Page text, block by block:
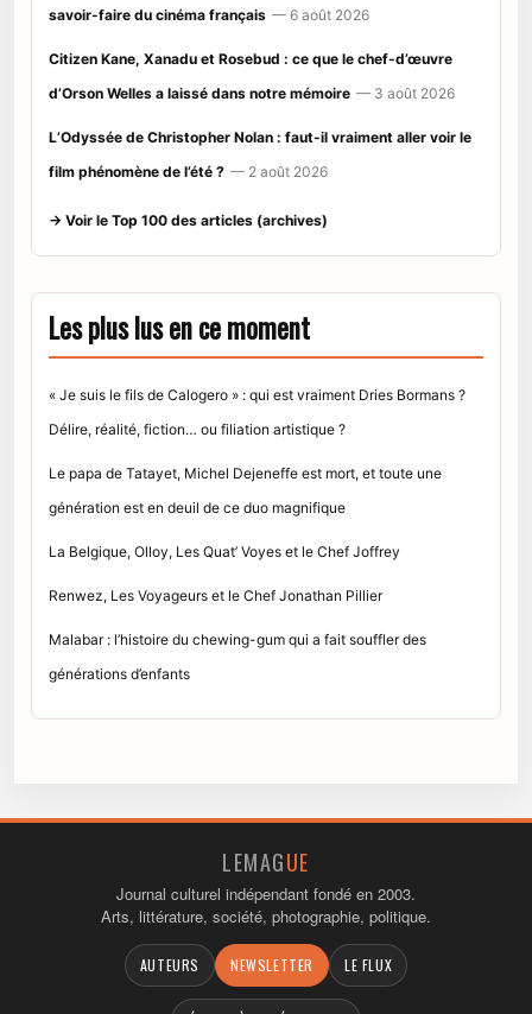
savoir-faire du cinéma français — 6 août 2026
Citizen Kane, Xanadu et Rosebud : ce que le chef-d’œuvre
d’Orson Welles a laissé dans notre mémoire — 3 août 2026
L’Odyssée de Christopher Nolan : faut-il vraiment aller voir le
film phénomène de l’été ? — 2 août 2026
→ Voir le Top 100 des articles (archives)
Les plus lus en ce moment
« Je suis le fils de Calogero » : qui est vraiment Dries Bormans ?
Délire, réalité, fiction… ou filiation artistique ?
Le papa de Tatayet, Michel Dejeneffe est mort, et toute une
génération est en deuil de ce duo magnifique
La Belgique, Olloy, Les Quat’ Voyes et le Chef Joffrey
Renwez, Les Voyageurs et le Chef Jonathan Pillier
Malabar : l’histoire du chewing-gum qui a fait souffler des
générations d’enfants
LEMAGUE
Journal culturel indépendant fondé en 2003.
Arts, littérature, société, photographie, politique.
AUTEURS NEWSLETTER LE FLUX